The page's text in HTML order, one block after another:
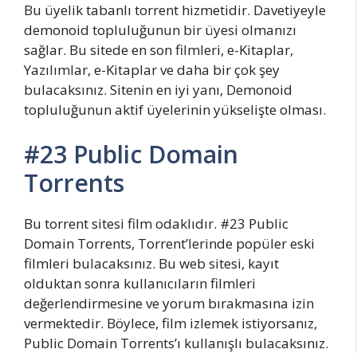
Bu üyelik tabanlı torrent hizmetidir. Davetiyeyle
demonoid topluluğunun bir üyesi olmanızı
sağlar. Bu sitede en son filmleri, e-Kitaplar,
Yazılımlar, e-Kitaplar ve daha bir çok şey
bulacaksınız. Sitenin en iyi yanı, Demonoid
topluluğunun aktif üyelerinin yükselişte olması.
#23 Public Domain
Torrents
Bu torrent sitesi film odaklıdır. #23 Public
Domain Torrents, Torrent’lerinde popüler eski
filmleri bulacaksınız. Bu web sitesi, kayıt
olduktan sonra kullanıcıların filmleri
değerlendirmesine ve yorum bırakmasına izin
vermektedir. Böylece, film izlemek istiyorsanız,
Public Domain Torrents’ı kullanışlı bulacaksınız.